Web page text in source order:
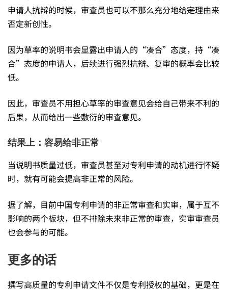
申请人抗辩的时候，审查员也可以不那么充分地给定理由来
否定新创性。
因为草率的说明书会显露出申请人的“凑合”态度，持“凑
合”态度的申请人，后续进行强烈抗辩、复审的概率会比较
低。
因此，审查员不用担心草率的审查意见会给自己带来不利的
后果，从而给出一些敷衍的审查意见。
结果上：容易给非正常
当说明书质量过低，审查员甚至对专利申请的动机进行怀疑
时，就有可能会提高非正常的风险。
据了解，目前中国专利申请的非正常审查和实审，属于互不
影响的两个板块，但不排除未来非正常的审查，实审审查员
也会参与的可能。
更多的话
撰写高质量的专利申请文件不仅是专利授权的基础，更是在